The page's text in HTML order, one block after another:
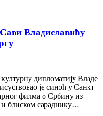
Владиславићу
дипломатију Владе
је синоћ у Санкт
филма о Србину из
блиском сараднику…